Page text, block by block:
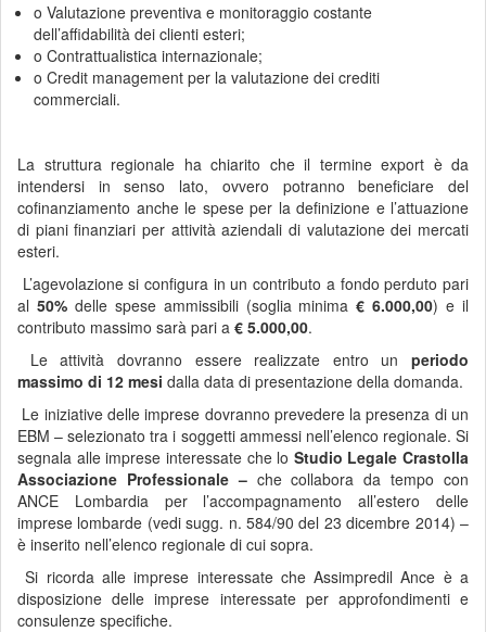
o Valutazione preventiva e monitoraggio costante
dell’affidabilità dei clienti esteri;
o Contrattualistica internazionale;
o Credit management per la valutazione dei crediti
commerciali.
La struttura regionale ha chiarito che il termine export è da
intendersi in senso lato, ovvero potranno beneficiare del
cofinanziamento anche le spese per la definizione e l’attuazione
di piani finanziari per attività aziendali di valutazione dei mercati
esteri.
L’agevolazione si configura in un contributo a fondo perduto pari
al 50%delle spese ammissibili (soglia minima€ 6.000,00) e il
contributo massimo sarà pari a € 5.000,00.
Le attività dovranno essere realizzate entro un periodo
massimo di 12 mesi dalla data di presentazione della domanda.
Le iniziative delle imprese dovranno prevedere la presenza di un
EBM – selezionato tra i soggetti ammessi nell’elenco regionale. Si
segnala alle imprese interessate che lo Studio Legale Crastolla
Associazione Professionale – che collabora da tempo con
ANCE Lombardia per l’accompagnamento all’estero delle
imprese lombarde (vedi sugg. n. 584/90 del 23 dicembre 2014) –
è inserito nell’elenco regionale di cui sopra.
Si ricorda alle imprese interessate che Assimpredil Ance è a
disposizione delle imprese interessate per approfondimenti e
consulenze specifiche.